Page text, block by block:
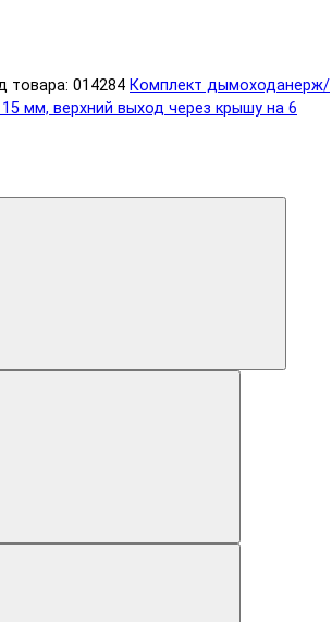
товара: 014284 Комплект дымоходанерж/
мм, верхний выход через крышу на 6